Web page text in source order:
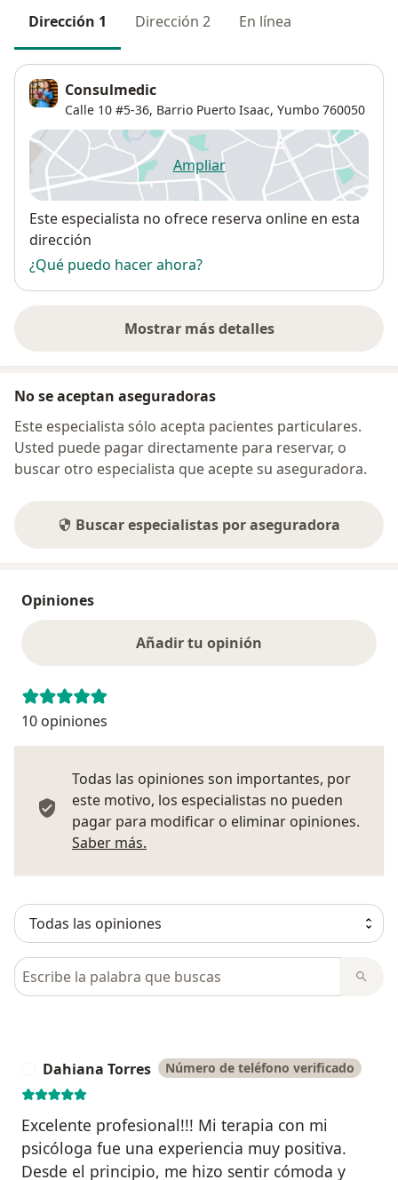
Dirección 1 Dirección 2 En línea
Consulmedic
Calle 10 #5-36, Barrio Puerto Isaac, Yumbo 760050
Ampliarse abre en una nueva
Disponibilidad
Este especialista no ofrece reserva online en esta
dirección
¿Qué puedo hacer ahora?
Mostrar más detalles
sobre la dirección
No se aceptan aseguradoras
Este especialista sólo acepta pacientes particulares.
Usted puede pagar directamente para reservar, o
buscar otro especialista que acepte su aseguradora.
Buscar especialistas por aseguradora
Opiniones
Añadir tu opinión
10 opiniones
Todas las opiniones son importantes, por
este motivo, los especialistas no pueden
pagar para modificar o eliminar opiniones.
Saber más.
Busca en opiniones
Dahiana Torres Número de teléfono verificado
Excelente profesional!!! Mi terapia con mi
psicóloga fue una experiencia muy positiva.
Desde el principio, me hizo sentir cómoda y